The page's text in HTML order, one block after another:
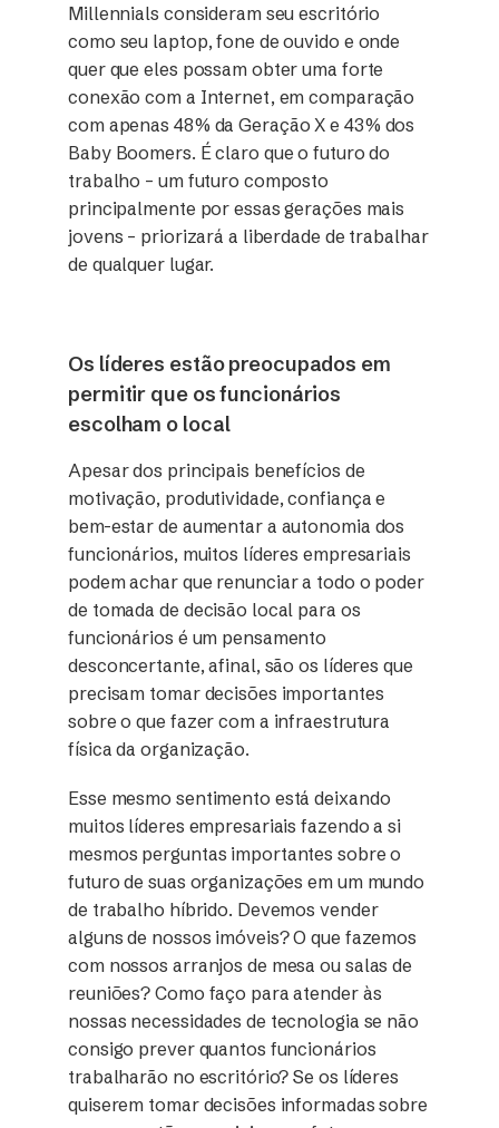
Millennials consideram seu escritório
como seu laptop, fone de ouvido e onde
quer que eles possam obter uma forte
conexão com a Internet, em comparação
com apenas 48% da Geração X e 43% dos
Baby Boomers. É claro que o futuro do
trabalho – um futuro composto
principalmente por essas gerações mais
jovens – priorizará a liberdade de trabalhar
de qualquer lugar.
Os líderes estão preocupados em
permitir que os funcionários
escolham o local
Apesar dos principais benefícios de
motivação, produtividade, confiança e
bem-estar de aumentar a autonomia dos
funcionários, muitos líderes empresariais
podem achar que renunciar a todo o poder
de tomada de decisão local para os
funcionários é um pensamento
desconcertante, afinal, são os líderes que
precisam tomar decisões importantes
sobre o que fazer com a infraestrutura
física da organização.
Esse mesmo sentimento está deixando
muitos líderes empresariais fazendo a si
mesmos perguntas importantes sobre o
futuro de suas organizações em um mundo
de trabalho híbrido. Devemos vender
alguns de nossos imóveis? O que fazemos
com nossos arranjos de mesa ou salas de
reuniões? Como faço para atender às
nossas necessidades de tecnologia se não
consigo prever quantos funcionários
trabalharão no escritório? Se os líderes
quiserem tomar decisões informadas sobre